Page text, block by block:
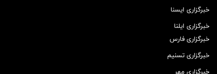
خبرگزاری ایسنا
خبرگزاری ایلنا
خبرگزاری فارس
خبرگزاری تسنیم